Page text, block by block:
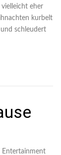
eher
kurbelt
schleudert
Entertainment